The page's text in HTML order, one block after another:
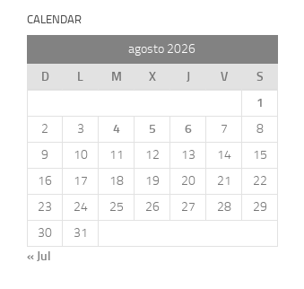
CALENDAR
agosto 2026
D
L M X J V
S
1
2
3 4 5 6 7
8
9
10 11 12 13 14
15
16
17 18 19 20 21
22
23
24 25 26 27 28
29
30
31
« Jul